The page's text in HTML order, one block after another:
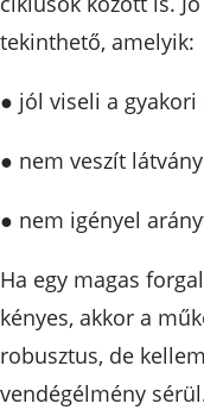
tekinthető, amelyik:
● jól viseli a gyakori
● nem veszít
● nem igényel
Ha egy magas
kényes, akkor a
robusztus, de
vendégélmény